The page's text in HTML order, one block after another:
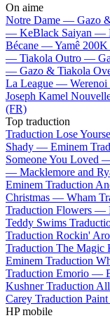
On aime
Notre Dame — Gazo
— KeBlack Saiyan —
Bécane —Yamê
— Tiakola Outro —
— Gazo & Tiakola
La League — Werenoi
Joseph Kamel
(FR)
Top traduction
Traduction Lose
Shady — Eminem
Someone You Loved
— Macklemore and
Eminem Traduction
Christmas — Wham
Traduction Flowers —
Teddy Swims
Traduction Rockin'
Traduction The
Eminem Traduction
Traduction Emorio —
Kushner Traduction
Carey Traduction
HP mobile